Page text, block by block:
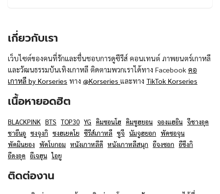
เกี่ยวกับเรา
เว็บไซต์ของคนที่รักและชื่นชอบการดูซีรีส์ คอนเทนต์ ภาพยนตร์เกาหลี
และวัฒนธรรมบันเทิงเกาหลี ติดตามพวกเราได้ทาง Facebook คอ
เกาหลี by Korseries ทาง @Korseries และทาง TikTok Korseries
เนื้อหายอดฮิต
BLACKPINK BTS TOP30 YG คิมซอนโฮ คิมซูฮยอน จองแฮอิน จีชางอุค
ชาอึนอู ซงจุงกิ ซงฮเยคโย ซีรีส์เกาหลี ซูจี นัมจูฮยอก พัคซอจุน
พัคมินยอง พัคโบกอม หนังเกาหลีดี หนังเกาหลีสนุก อีจงซอก อีซึงกิ
อีดงอุค อีเจฮุน ไอยู
ติดต่องาน